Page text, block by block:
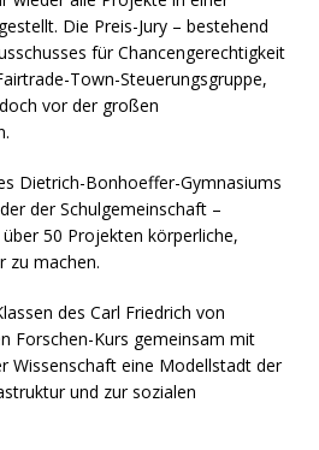
Die Preis-Jury – bestehend
für Chancengerechtigkeit
Town-Steuerungsgruppe,
vor der großen
Dietrich-Bonhoeffer-Gymnasiums
der Schulgemeinschaft –
50 Projekten körperliche,
zu machen.
des Carl Friedrich von
Forschen-Kurs gemeinsam mit
Wissenschaft eine Modellstadt der
und zur sozialen